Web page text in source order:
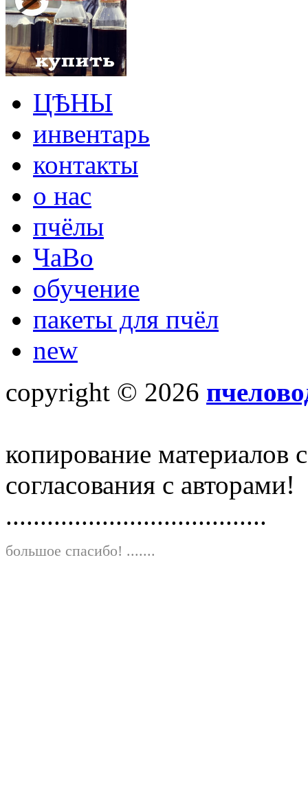
ЦѢНЫ
инвентарь
контакты
о нас
пчёлы
ЧаВо
обучение
пакеты для пчёл
new
copyright © 2026
копирование материалов
согласования с авторами!
......................................
большое спасибо! .......